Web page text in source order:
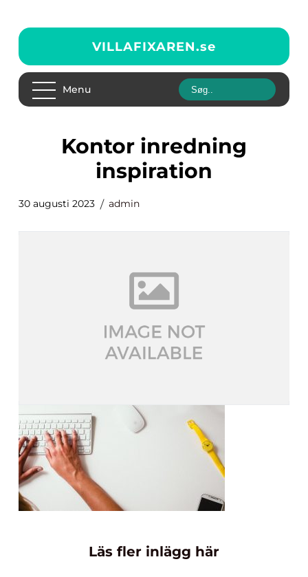
VILLAFIXAREN.se
Menu
kontor inredning
inspiration
30 augusti 2023 admin
Läs fler inlägg här